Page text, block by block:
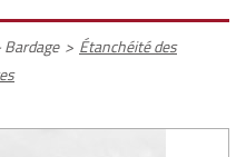
Bardage > Étanchéité des